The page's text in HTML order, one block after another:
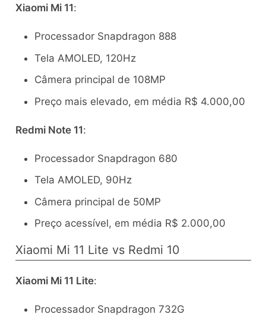
Xiaomi Mi 11:
Processador Snapdragon 888
Tela AMOLED, 120Hz
Câmera principal de 108MP
Preço mais elevado, em média R$ 4.000,00
Redmi Note 11:
Processador Snapdragon 680
Tela AMOLED, 90Hz
Câmera principal de 50MP
Preço acessível, em média R$ 2.000,00
Xiaomi Mi 11 Lite vs Redmi 10
Xiaomi Mi 11 Lite:
Processador Snapdragon 732G